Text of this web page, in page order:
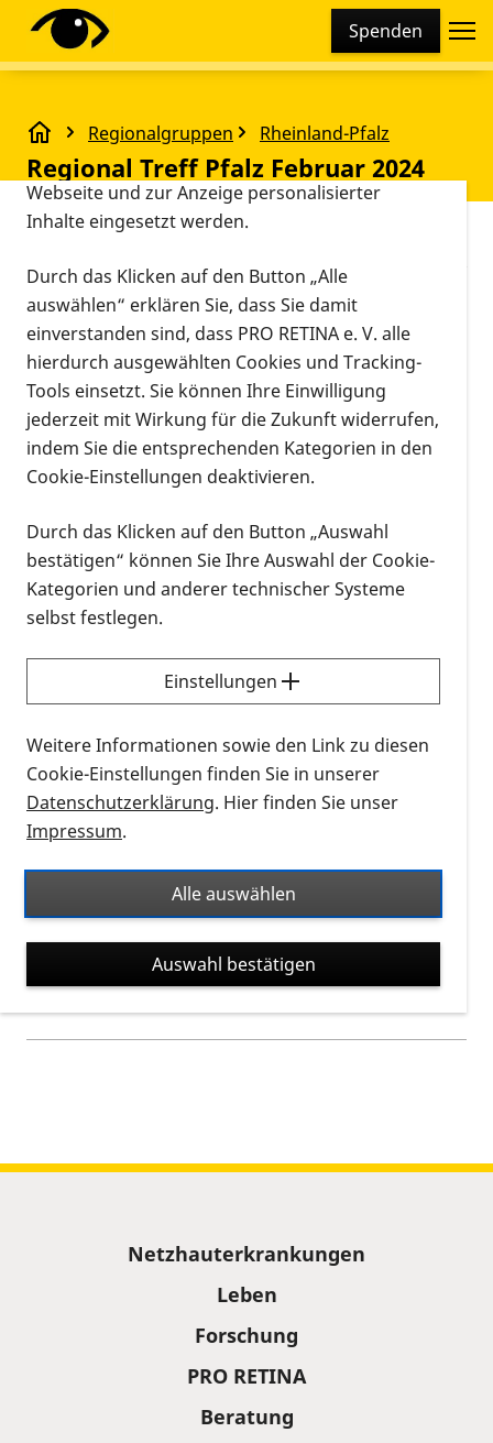
Spenden
Regionalgruppen Rheinland-Pfalz
Regional Treff Pfalz Februar 2024
Regional Treff Pfalz Februar 2024
Informationen zum Termin
24.02.2024, 13:00 Uhr –16:00 Uhr Veranstaltungsort
Am Samstag, 24.02.2024, treffen wir uns von 13:00
Uhr bis 16:00Uhr.
Hier können Betroffene und Angehörige sich
untereinander
austauschen und über aktuelle Themen sprechen.
Gäste sind herzlich willkommen.
Anmeldung:
Wolfgang Schweinfurth
Telefon: (0 61 36) 85 05 79
E-mail Kontakt mit Wolfgang Schweinfurth
Kalenderinformationen zum Termin
24.02.2024, 13:00 Uhr– 16:00 Uhr-
Netzhauterkrankungen
Leben
Forschung
PRO RETINA
Beratung
Diese Webseite setzt verschiedene Cookies und
Tracking-Tools ein. Dies beinhaltet Cookies und
technisch notwendig sind, die zu statistischen
Zwecken sowie zur besseren Bedienbarkeit der
Webseite und zur Anzeige personalisierter
Inhalte eingesetzt werden.
Durch das Klicken auf den Button „Alle
auswählen“ erklären Sie, dass Sie damit
einverstanden sind, dass PRO RETINA e. V. alle
hierdurch ausgewählten Cookies und Tracking-
Tools einsetzt. Sie können Ihre Einwilligung
jederzeit mit Wirkung für die Zukunft widerrufen,
indem Sie die entsprechenden Kategorien in den
Cookie-Einstellungen deaktivieren.
Durch das Klicken auf den Button „Auswahl
bestätigen“ können Sie Ihre Auswahl der Cookie-
Kategorien und anderer technischer Systeme
selbst festlegen.
Einstellungen
Weitere Informationen sowie den Link zu diesen
Cookie-Einstellungen finden Sie in unserer
Datenschutzerklärung. Hier finden Sie unser
Impressum.
Alle auswählen
Auswahl bestätigen